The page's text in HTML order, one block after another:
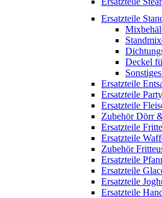
Ersatzteile
Deckel
Ersatzteile
Ersatzteile
Ersatzteile
Zubehör Dörr
Ersatzteile
Ersatzteile
Zubehör
Ersatzteile
Ersatzteile
Ersatzteile
Ersatzteile